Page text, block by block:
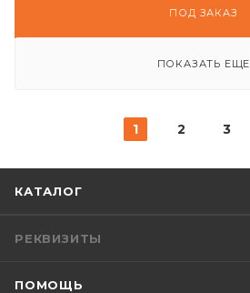
ПОД ЗАКАЗ
ПОКАЗАТЬ ЕЩЕ
1 2 3
КАТАЛОГ
РЕКВИЗИТЫ
ПОМОЩЬ